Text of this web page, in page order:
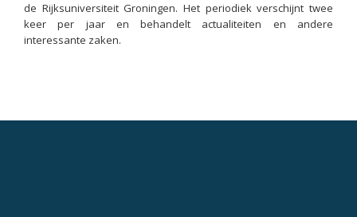
de Rijksuniversiteit Groningen. Het periodiek verschijnt twee
keer per jaar en behandelt actualiteiten en andere
interessante zaken.